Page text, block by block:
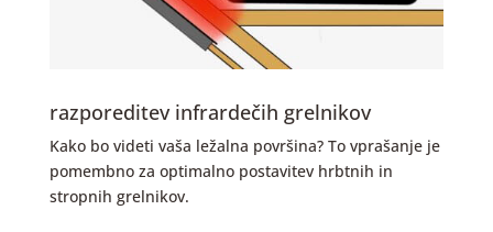
razporeditev infrardečih grelnikov
Kako bo videti vaša ležalna površina? To vprašanje je
pomembno za optimalno postavitev hrbtnih in
stropnih grelnikov.